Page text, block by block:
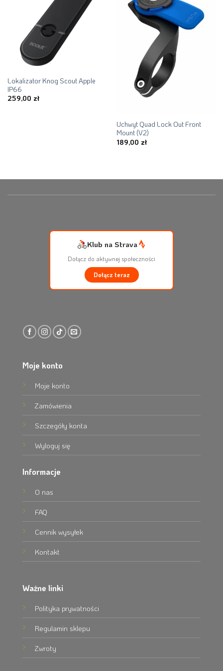
Lokalizator Knog Scout Apple
IP66
259,00 zł
Uchwyt Quad Lock Out Front
Mount (V2)
189,00 zł
Klub na Strava
Dołącz do aktywnej społeczności
Dołącz teraz
Moje konto
Moje konto
Zamówienia
Szczegóły konta
Wyloguj się
Informacje
O nas
FAQ
Cennik wysyłek
Kontakt
Ważne linki
Polityka prywatności
Regulamin sklepu
Zwroty